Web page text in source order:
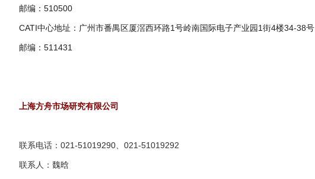
邮编：510500
CATI中心地址：广州市番禺区厦滘西环路1号岭南国际电子产业园1街4楼34-38号
邮编：511431
上海方舟市场研究有限公司
联系电话：021-51019290、021-51019292
联系人：魏晗